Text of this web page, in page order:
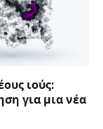
ιούς:
για μια νέα